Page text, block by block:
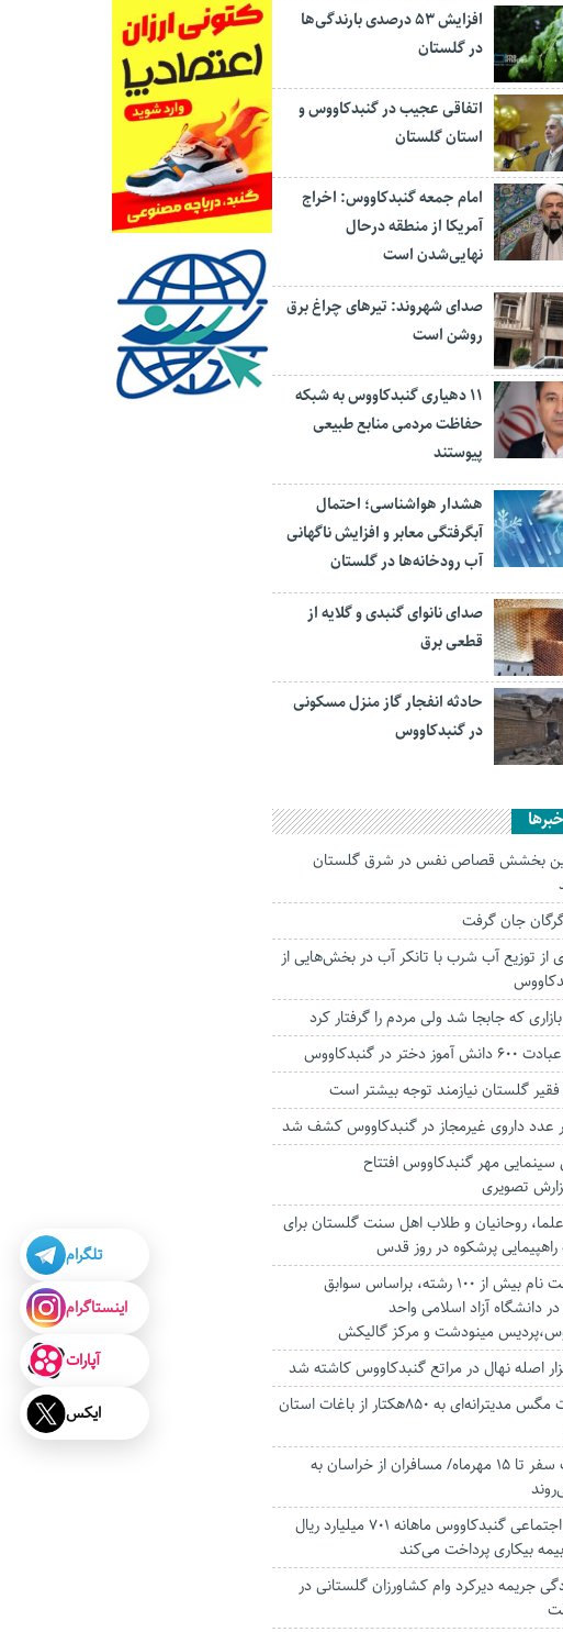
افزایش ۵۳ درصدی بارندگی‌ها
در گلستان
اتفاقی عجیب در‌ گنبدکاووس و
استان گلستان
امام جمعه گنبدکاووس: اخراج
آمریکا از منطقه درحال
نهایی‌شدن است
صدای شهروند: تیرهای چراغ برق
روشن است
۱۱ دهیاری گنبدکاووس به شبکه
حفاظت مردمی منابع طبیعی
پیوستند
هشدار هواشناسی؛ احتمال
آبگرفتگی معابر و افزایش ناگهانی
آب رودخانه‌ها در گلستان
صدای نانوای گنبدی و گلایه از
قطعی برق
حادثه انفجار گاز منزل مسکونی
در گنبدکاووس
بخشش قصاص نفس در شرق گلستان
جان گرفت
از توزیع آب شرب با تانکر آب در بخش‌هایی از
که جابجا شد ولی مردم را گرفتار کرد
دختر در گنبدکاووس
گلستان نیازمند توجه بیشتر است
مهر گنبدکاووس افتتاح
تصویری
علما، روحانیان و طلاب اهل سنت گلستان برای
پرشکوه در روز قدس
آغاز ثبت نام بیش از 100 رشته، براساس سوابق
دانشگاه آزاد اسلامی واحد
مینودشت و مرکز گالیکش
خسارت مگس مدیترانه‌ای به ۸۵۰هکتار از باغات استان
۳ پیک سفر تا ۱۵ مهرماه/ مسافران از خراسان به
تامین اجتماعی گنبدکاووس ماهانه ۷۰۱ میلیارد ریال
بیکاری پرداخت می‌کند
جریمه دیرکرد وام کشاورزان گلستانی در
تلگرام
اینستاگرام
آپارات
ایکس